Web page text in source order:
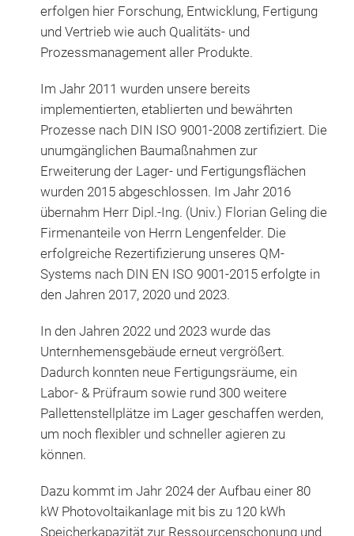
erfolgen hier Forschung, Entwicklung, Fertigung
und Vertrieb wie auch Qualitäts- und
Prozessmanagement aller Produkte.
Im Jahr 2011 wurden unsere bereits
implementierten, etablierten und bewährten
Prozesse nach DIN ISO 9001-2008 zertifiziert. Die
unumgänglichen Baumaßnahmen zur
Erweiterung der Lager- und Fertigungsflächen
wurden 2015 abgeschlossen. Im Jahr 2016
übernahm Herr Dipl.-Ing. (Univ.) Florian Geling die
Firmenanteile von Herrn Lengenfelder. Die
erfolgreiche Rezertifizierung unseres QM-
Systems nach DIN EN ISO 9001-2015 erfolgte in
den Jahren 2017, 2020 und 2023.
In den Jahren 2022 und 2023 wurde das
Unternhemensgebäude erneut vergrößert.
Dadurch konnten neue Fertigungsräume, ein
Labor- & Prüfraum sowie rund 300 weitere
Pallettenstellplätze im Lager geschaffen werden,
um noch flexibler und schneller agieren zu
können.
Dazu kommt im Jahr 2024 der Aufbau einer 80
kW Photovoltaikanlage mit bis zu 120 kWh
Speicherkapazität zur Ressourcenschonung und